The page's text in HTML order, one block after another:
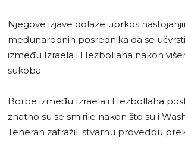
Njegove izjave dolaze uprkos
međunarodnih posrednika da se
između Izraela i Hezbollaha nakon
sukoba.
Borbe između Izraela i Hezbollaha
znatno su se smirile nakon što su i
Teheran zatražili stvarnu provedbu